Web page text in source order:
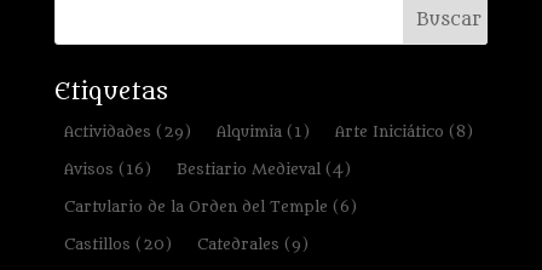
Etiquetas
Actividades (29) Alquimia (1) Arte Iniciático (8)
Avisos (16) Bestiario Medieval (4)
Cartulario de la Orden del Temple (6)
Castillos (20) Catedrales (9)